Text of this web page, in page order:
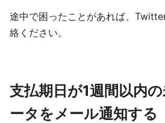
途中で困ったことがあれば、
絡ください。
支払期日が1週間以内
ータをメール通知する